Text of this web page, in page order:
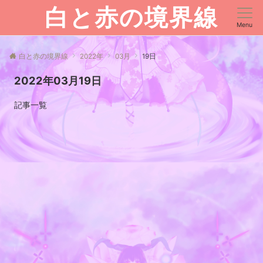
白と赤の境界線 Menu
白と赤の境界線 2022年 03月 19日
2022年03月19日
記事一覧